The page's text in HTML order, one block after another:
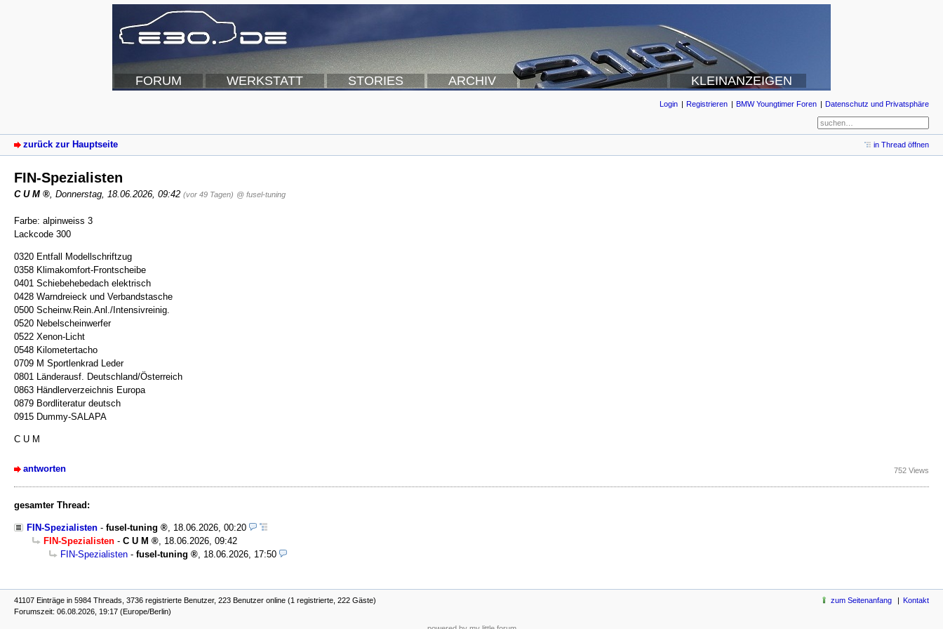
FORUM WERKSTATT STORIES ARCHIV KLEINANZEIGEN
Login Registrieren BMW Youngtimer Foren Datenschutz und Privatsphäre
zurück zur Hauptseite in Thread öffnen
FIN-Spezialisten
C U M Donnerstag, 18.06.2026, 09:42 (vor 49 Tagen) @ fusel-tuning
Farbe: alpinweiss 3
Lackcode 300
0320 Entfall Modellschriftzug
0358 Klimakomfort-Frontscheibe
0401 Schiebehebedach elektrisch
0428 Warndreieck und Verbandstasche
0500 Scheinw.Rein.Anl./Intensivreinig.
0520 Nebelscheinwerfer
0522 Xenon-Licht
0548 Kilometertacho
0709 M Sportlenkrad Leder
0801 Länderausf. Deutschland/Österreich
0863 Händlerverzeichnis Europa
0879 Bordliteratur deutsch
0915 Dummy-SALAPA
C U M
antworten 752 Views
gesamter Thread:
FIN-Spezialisten - fusel-tuning , 18.06.2026, 00:20
FIN-Spezialisten - C U M , 18.06.2026, 09:42
FIN-Spezialisten - fusel-tuning , 18.06.2026, 17:50
41107 Einträge in 5984 Threads, 3736 registrierte Benutzer, 223 Benutzer online (1 registrierte, 222 Gäste)
Forumszeit: 06.08.2026, 19:17 (Europe/Berlin)
zum Seitenanfang Kontakt